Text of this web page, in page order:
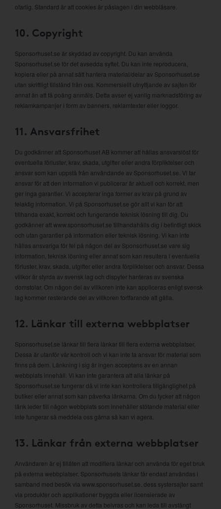
ofarlig. Standard är att cookies är påslagen i din webbläsare.
10. Copyright
Sponsorhuset.se är skyddad av copyright. Du kan använda
Sponsorhuset.se för det avsedda syftet. Du kan inte reproducera,
kopiera eller på annat sätt hantera material/delar av Sponsorhuset.se
utan skriftligt tillstånd från oss. Kommersiellt utnyttjande av sajten för
annat än att få poäng anmäls. Detta avser ej vanlig marknadsföring av
reklamkampanjer i form av banners, reklamtexter eller loggor.
11. Ansvarsfrihet
Du godkänner att Sponsorhuset AB kommer att hållas ansvarslöst för
eventuella förluster, krav, skada, utgifter eller andra förpliktelser och
ansvar som kan uppstå från användande av Sponsorhuset.se. Vi tar
ansvar för att den information vi publicerar är aktuell och korrekt, men
ger inga garantier. Vi accepterar inga former av krav på grund av
felaktig information. Vi på Sponsorhuset.se gör allt vi kan för att
tillhanda exakt, korrekt och fungerande teknisk lösning till dig. Du
godkänner att www.sponsorhuset.se tillhandahålls dig i befintligt skick
och utan garantier på information eller teknisk lösning. Vi kan inte
hållas ansvariga för fel på någon del av Sponsorhuset.se vare sig
information, teknisk lösning eller annat som kan resultera i eventuella
förluster, krav, skada, utgifter eller andra förpliktelser och ansvar. Dessa
villkor är styrda av svensk lag och dispyter hanteras av svenska
domstolar. Om någon del av villkoren inte kan appliceras enligt svensk
lag kommer resterande del av villkoren fortfarande att gälla.
12. Länkar till externa webbplatser
Sponsorhuset.se länkar till flera länkar till flera externa webbplatser.
Dessa är utanför vår kontroll och vi kan inte ta ansvar för material som
finns på dem. Länkning i sig är ingen acceptans av en annan
webbplats innehåll. Vi kan inte garantera att alla länkar på
Sponsorhuset.se fungerar då vi inte kan kontrollera tillgänglighet på
butiker eller annat som kan påverka länkarna. Om du tycker att någon
länk leder till någon webbplats som innehåller stötande material eller
inte fungerar så meddela oss gärna så kan vi agera.
13. Länkar från externa webbplatser
Användaren är ej tillåten att modifiera länkar och använda för eget bruk
på externa webbplatser. Sponsorhusets länkar får endast användas i
samband med besök via www.sponsorhuset.se, dess systersajter samt
via produkter och applikationer byggda eller licensierade av
Sponsorhuset. Missbruk av detta beivras och kan leda till avstängt